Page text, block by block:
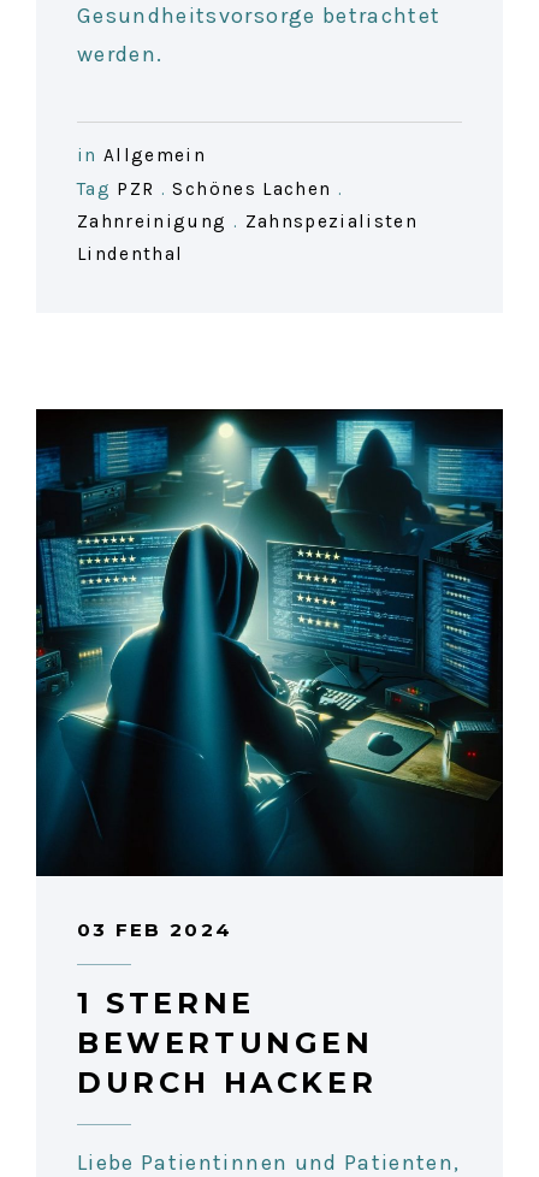
Gesundheitsvorsorge betrachtet
werden.
in Allgemein
Tag PZR .Schönes Lachen .
Zahnreinigung . Zahnspezialisten
Lindenthal
03 FEB 2024
1 STERNE
BEWERTUNGEN
DURCH HACKER
Liebe Patientinnen und Patienten,